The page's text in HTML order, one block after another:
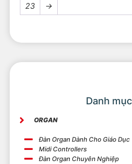
Danh mục
ORGAN
Đàn Organ Dành Cho Giáo Dục
Midi Controllers
Đàn Organ Chuyên Nghiệp
23
→